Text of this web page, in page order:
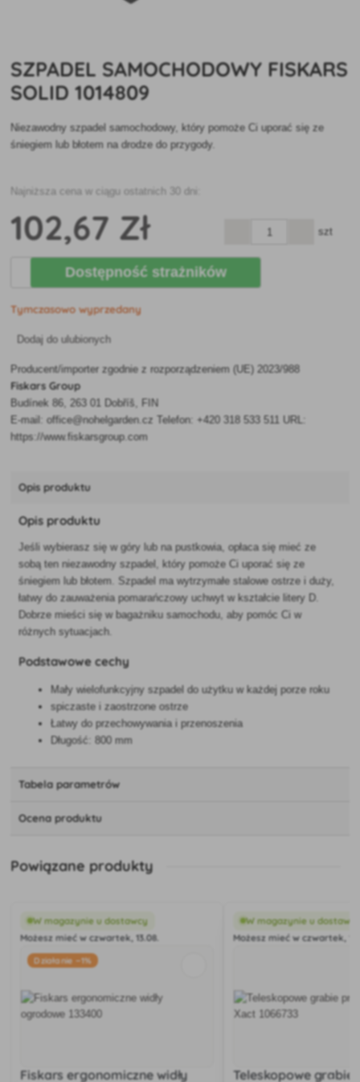
SZPADEL SAMOCHODOWY FISKARS
SOLID 1014809
Niezawodny szpadel samochodowy, który pomoże Ci uporać się ze
śniegiem lub błotem na drodze do przygody.
Najniższa cena w ciągu ostatnich 30 dni:
102,67 Zł szt
Dostępność strażników
Tymczasowo wyprzedany
Dodaj do ulubionych
Producent/importer zgodnie z rozporządzeniem (UE) 2023/988
Fiskars Group
Budínek 86, 263 01 Dobříš, FIN
E-mail: office@nohelgarden.cz Telefon: +420 318 533 511 URL:
https://www.fiskarsgroup.com
Opis produktu
Opis produktu
Jeśli wybierasz się w góry lub na pustkowia, opłaca się mieć ze
sobą ten niezawodny szpadel, który pomoże Ci uporać się ze
śniegiem lub błotem. Szpadel ma wytrzymałe stalowe ostrze i duży,
łatwy do zauważenia pomarańczowy uchwyt w kształcie litery D.
Dobrze mieści się w bagażniku samochodu, aby pomóc Ci w
różnych sytuacjach.
Podstawowe cechy
Mały wielofunkcyjny szpadel do użytku w każdej porze roku
spiczaste i zaostrzone ostrze
Łatwy do przechowywania i przenoszenia
Długość: 800 mm
Tabela parametrów
Ocena produktu
Powiązane produkty
W magazynie u dostawcy
Możesz mieć w czwartek, 13.08.
Działanie −1%
Fiskars ergonomiczne widły
W magazynie u
Możesz mieć w czwartek,
Teleskopowe grabie